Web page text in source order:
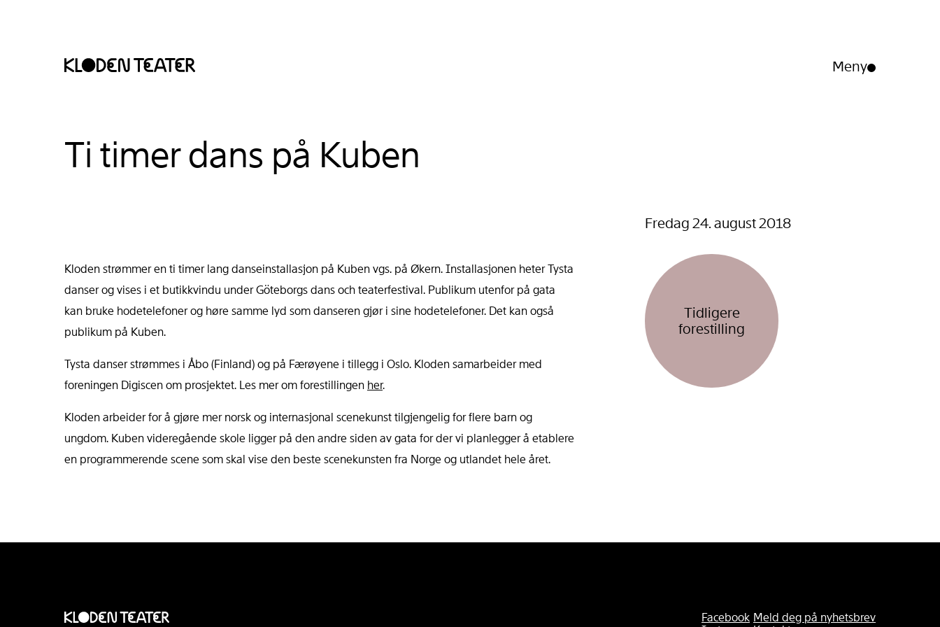
Meny
Åpne/lukk
Ti timer dans på Kuben
Kloden strømmer en ti timer lang danseinstallasjon på Kuben vgs. på Økern. Installasjonen heter Tysta
danser og vises i et butikkvindu under Göteborgs dans och teaterfestival. Publikum utenfor på gata
kan bruke hodetelefoner og høre samme lyd som danseren gjør i sine hodetelefoner. Det kan også
publikum på Kuben.
Tysta danser strømmes i Åbo (Finland) og på Færøyene i tillegg i Oslo. Kloden samarbeider med
foreningen Digiscen om prosjektet. Les mer om forestillingen her.
Kloden arbeider for å gjøre mer norsk og internasjonal scenekunst tilgjengelig for flere barn og
ungdom. Kuben videregående skole ligger på den andre siden av gata for der vi planlegger å etablere
en programmerende scene som skal vise den beste scenekunsten fra Norge og utlandet hele året.
Fredag 24. august 2018
Tidligere
forestilling
Facebook Meld deg på nyhetsbrev